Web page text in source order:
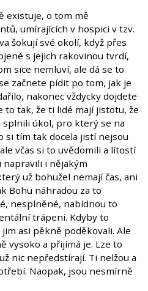
existuje, o tom mě
umírajících v hospici v tzv.
šokují své okolí, když přes
s jejich rakovinou tvrdí,
sice nemluví, ale dá se to
začnete pídit po tom, jak je
nakonec vždycky dojdete
to tak, že ti lidé mají jistotu, že
úkol, pro který se na
si tím tak docela jistí nejsou
včas si to uvědomili a lítostí
napravili i nějakým
už bohužel nemají čas, ani
Bohu náhradou za to
nesplněné, nabídnou to
trápení. Kdyby to
asi pěkně poděkovali. Ale
vysoko a přijímá je. Lze to
nic nepředstírají. Ti nelžou a
Naopak, jsou nesmírně